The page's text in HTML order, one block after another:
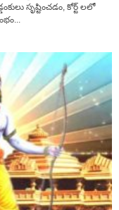
సృష్టించడం, కోర్ట్ లలో